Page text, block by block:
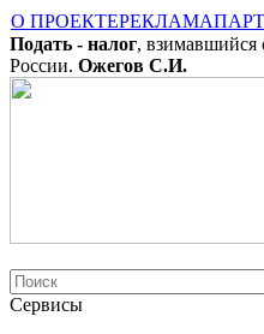
О ПРОЕКТЕРЕКЛАМА
Подать - налог, взимавшийся
России. Ожегов С.И.
Сервисы